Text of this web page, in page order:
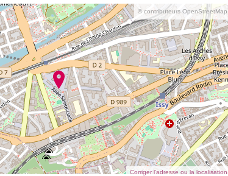
© contributeurs OpenStreetMap
Corriger l’adresse ou la localisation